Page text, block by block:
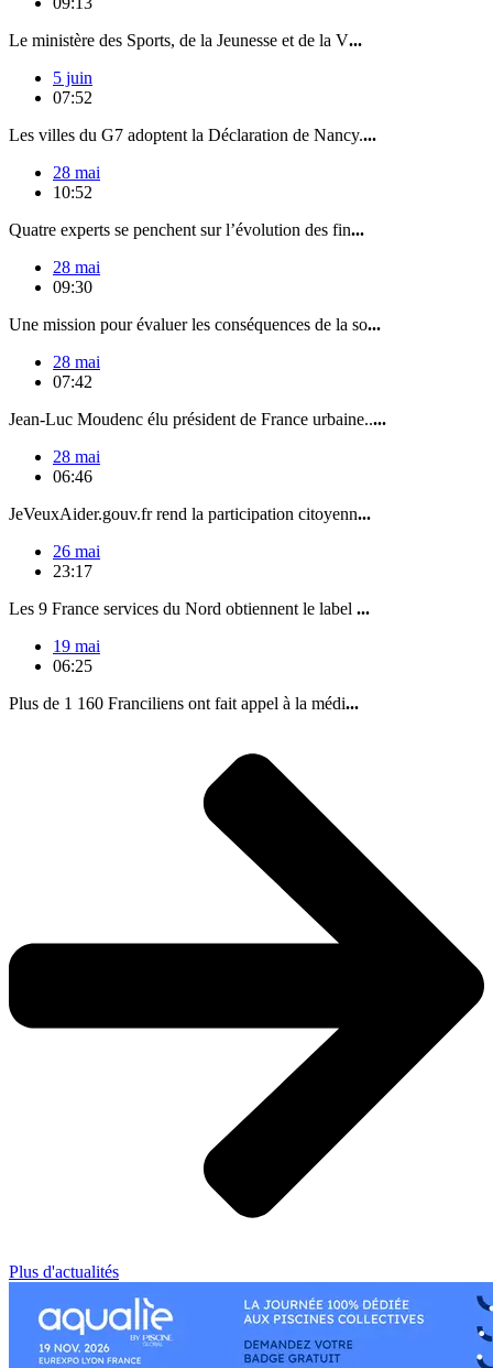
Le ministère des Sports, de la Jeunesse et de la V...
5 juin
07:52
Les villes du G7 adoptent la Déclaration de Nancy....
28 mai
10:52
Quatre experts se penchent sur l’évolution des fin...
28 mai
09:30
Une mission pour évaluer les conséquences de la so...
28 mai
07:42
Jean-Luc Moudenc élu président de France urbaine.....
28 mai
06:46
JeVeuxAider.gouv.fr rend la participation citoyenn...
26 mai
23:17
Les 9 France services du Nord obtiennent le label ...
19 mai
06:25
Plus de 1 160 Franciliens ont fait appel à la médi...
Plus d'actualités